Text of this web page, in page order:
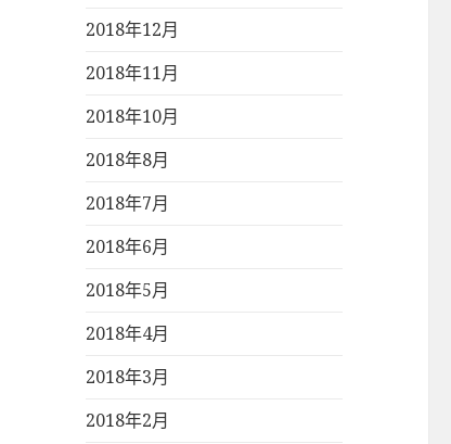
2018年12月
2018年11月
2018年10月
2018年8月
2018年7月
2018年6月
2018年5月
2018年4月
2018年3月
2018年2月